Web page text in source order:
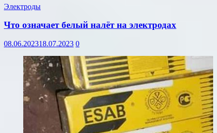
Электроды
Что означает белый налёт на электродах
08.06.202318.07.2023 0